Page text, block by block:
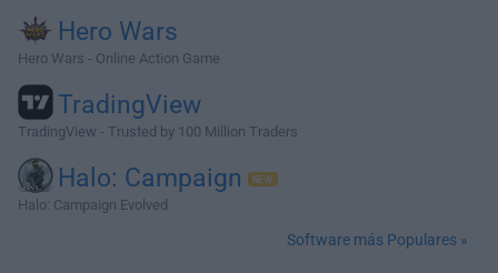
Hero Wars
Hero Wars - Online Action Game
TradingView
TradingView - Trusted by 100 Million Traders
Halo: Campaign
Halo: Campaign Evolved
Software más Populares »